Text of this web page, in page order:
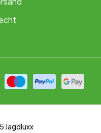
Jagdluxx